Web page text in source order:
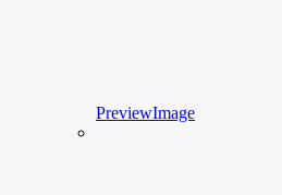
PreviewImage